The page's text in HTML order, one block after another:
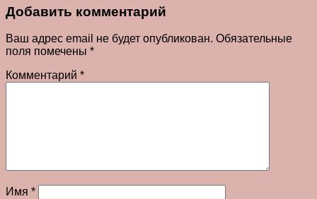
Добавить комментарий
Ваш адрес email не будет опубликован. Обязательные
поля помечены *
Комментарий *
Имя *